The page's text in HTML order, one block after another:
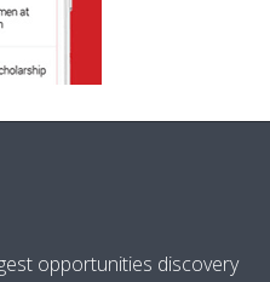
opportunities discovery